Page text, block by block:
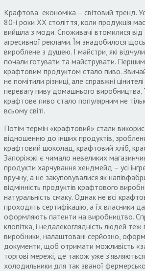
Крафтова економіка – світовий тренд.
80-і роки ХХ століття, коли продукція
вийшла з моди. Споживачі втомилися від
агресивної реклами. Їм знадобилося щось
вироблене з душею. І майстри, які
почали готувати та майструвати. Першим
крафтовим продуктом стало пиво.
не помітили різниці, але справжні
перевагу пиву домашнього виробництва.
крафтове пиво стало популярним не
всьому світі.
Потім термін «крафтовий» стали
відношенню до інших продуктів,
крафтовий шоколад, крафтовий хліб,
Запоріжжі є чимало невеликих
продукти харчування хендмейд – усі
вручну, а не закуповувалися як
відмінність продуктів крафтового
натуральність смаку. Однак не всі
проходять сертифікацію, а їх власники
оформляють патенти на виробництво.
клопітка, і недалекоглядність людей теж
виробники, налаштовані серйозно,
документи, щоб отримати можливість
торгові мережі, де також уже
холодильники для так званої